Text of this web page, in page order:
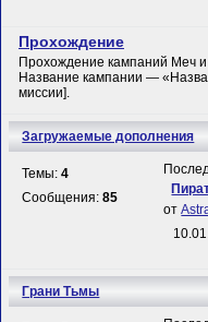
Прохождение
Прохождение кампаний Меч
Название кампании —
миссии].
Загружаемые дополнения
Темы:4
Сообщения:85
от
Грани Тьмы